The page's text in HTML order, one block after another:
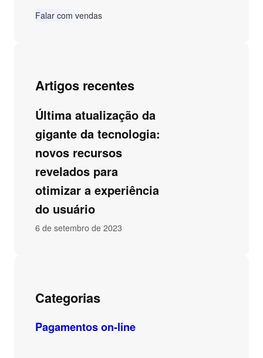
Falar com vendas
Artigos recentes
Última atualização da
gigante da tecnologia:
novos recursos
revelados para
otimizar a experiência
do usuário
6 de setembro de 2023
Categorias
Pagamentos on-line